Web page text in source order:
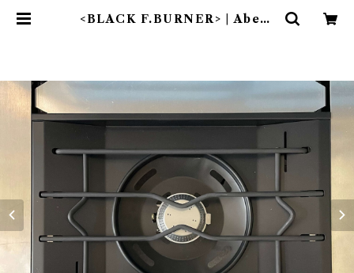
<BLACK F.BURNER> | Abent